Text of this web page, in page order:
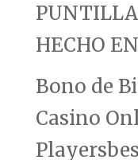
HECHO
Bono de
Casino